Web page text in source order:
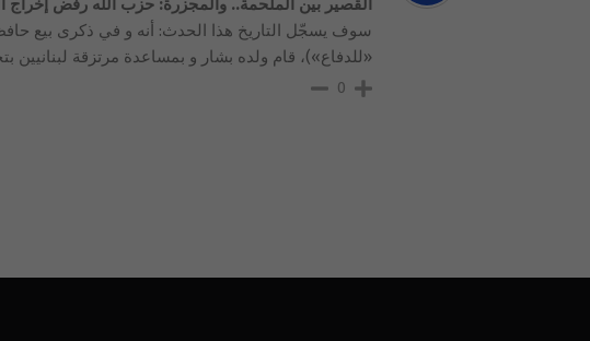
«للدفاع»)، قام ولده بشار و بمساعدة مرتزقة لبنانيين
0